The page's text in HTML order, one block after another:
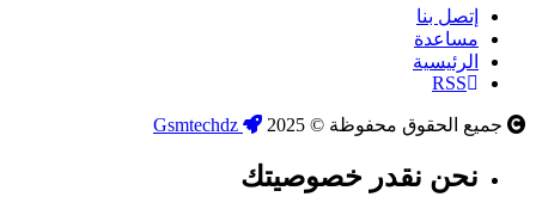
إتصل بنا
مساعدة
الرئيسية
RSS
جميع الحقوق محفوظة © 2025
نحن نقدر خصوصيتك